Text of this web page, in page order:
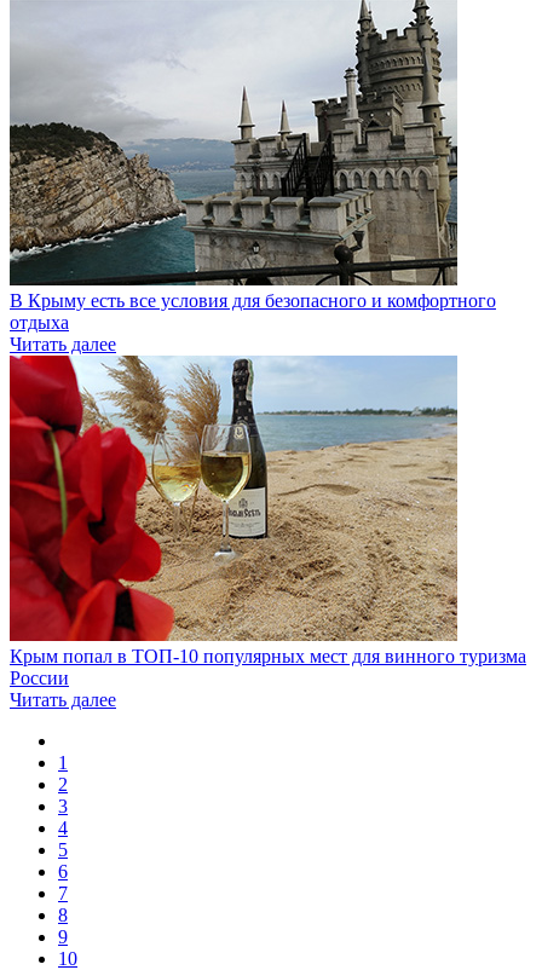
В Крыму есть все условия для безопасного и комфортного
отдыха
Читать далее
Крым попал в ТОП-10 популярных мест для винного туризма
России
Читать далее
1
2
3
4
5
6
7
8
9
10